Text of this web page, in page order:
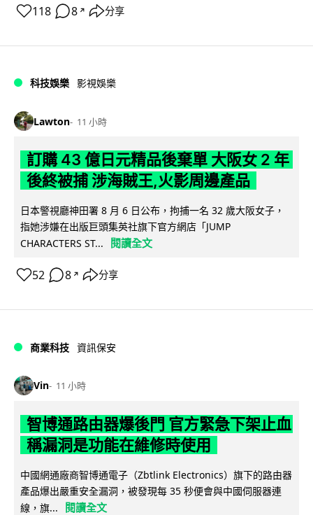
118 8 ↗ 分享
科技娛樂 影視娛樂
Lawton 11 小時
訂購 43 億日元精品後棄單 大阪女 2 年
後終被捕 涉海賊王,火影周邊產品
日本警視廳神田署 8 月 6 日公布，拘捕一名 32 歲大阪女子，
指她涉嫌在出版巨頭集英社旗下官方網店「JUMP
CHARACTERS ST...
閱讀全文
52 8 ↗ 分享
商業科技 資訊保安
Vin 11 小時
智博通路由器爆後門 官方緊急下架止血
稱漏洞是功能在維修時使用
中國網通廠商智博通電子（Zbtlink Electronics）旗下的路由器
產品爆出嚴重安全漏洞，被發現每 35 秒便會與中國伺服器連
線，旗...
閱讀全文